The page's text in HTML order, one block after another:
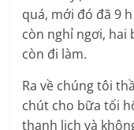
quá, mới đó đã 9
còn nghỉ ngơi, hai
còn đi làm.
Ra về chúng tôi
chút cho bữa tối
thanh lịch và